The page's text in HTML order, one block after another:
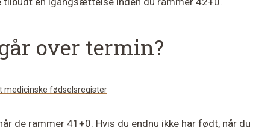
over termin?
medicinske fødselsregister
de rammer 41+0. Hvis du endnu ikke har født, når du